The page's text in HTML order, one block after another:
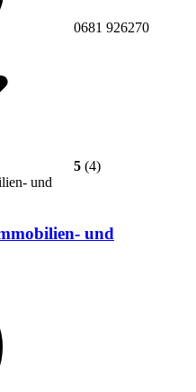
0681 926270
5 (4)
und